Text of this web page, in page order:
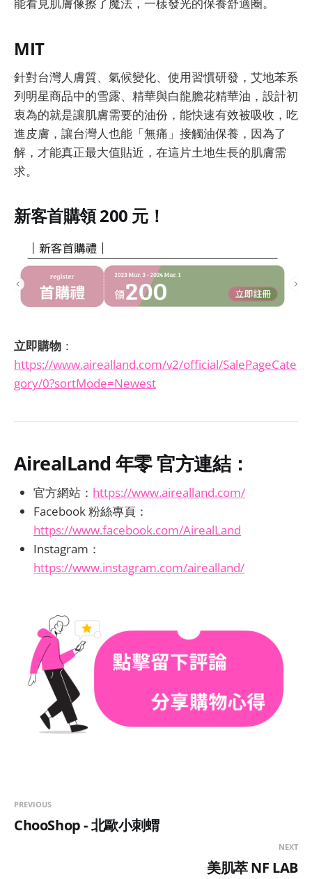
能看見肌膚像擦了魔法，一樣發光的保養舒適圈。
MIT
針對台灣人膚質、氣候變化、使用習慣研發，艾地苯系
列明星商品中的雪露、精華與白龍膽花精華油，設計初
衷為的就是讓肌膚需要的油份，能快速有效被吸收，吃
進皮膚，讓台灣人也能「無痛」接觸油保養，因為了
解，才能真正最大值貼近，在這片土地生長的肌膚需
求。
新客首購領 200 元！
立即購物 ：
https://www.airealland.com/v2/official/SalePageCate
gory/0?sortMode=Newest
AirealLand 年零 官方連結：
官方網站： https://www.airealland.com/
Facebook 粉絲專頁：
https://www.facebook.com/AirealLand
Instagram：
https://www.instagram.com/airealland/
PREVIOUS
ChooShop - 北歐小刺蝟
NEXT
美肌萃 NF LAB